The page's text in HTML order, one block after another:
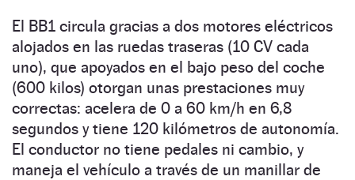
El BB1 circula gracias a dos motores eléctricos
alojados en las ruedas traseras (10 CV cada
uno), que apoyados en el bajo peso del coche
(600 kilos) otorgan unas prestaciones muy
correctas: acelera de 0 a 60 km/h en 6,8
segundos y tiene 120 kilómetros de autonomía.
El conductor no tiene pedales ni cambio, y
maneja el vehículo a través de un manillar de